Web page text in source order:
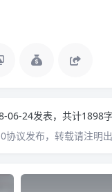
06-24发表，共计1898字
议发布，转载请注明出